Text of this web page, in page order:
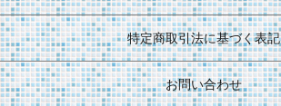
特定商取引法に基づく表記
お問い合わせ